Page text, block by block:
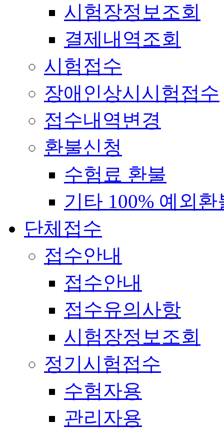
시험장정보조회
결제내역조회
시험접수
장애인상시시험접수
접수내역변경
환불신청
수험료 환불
기타 100% 예외환
단체접수
접수안내
접수안내
접수유의사항
시험장정보조회
정기시험접수
수험자용
관리자용